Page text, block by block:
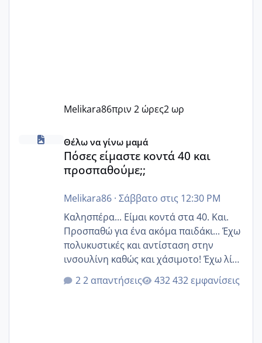
Melikara86πριν 2 ώρες2 ωρ
Πόσες είμαστε κοντά 40 και προσπαθούμε;;
Θέλω να γίνω μαμά
Πόσες είμαστε κοντά 40 και
προσπαθούμε;;
Melikara86· Σάββατο στις 12:30 PM
Καλησπέρα... Είμαι κοντά στα 40. Και.
Προσπαθώ για ένα ακόμα παιδάκι... Έχω
πολυκυστικές και αντίσταση στην
ινσουλίνη καθώς και χάσιμοτο! Έχω λίγα
κιλά παραπάνω και όσο κ αν προσπαθώ
δεν χάνω εύκολα! Προσπαθώ για ακόμη
2 απαντήσεις 432 εμφανίσεις